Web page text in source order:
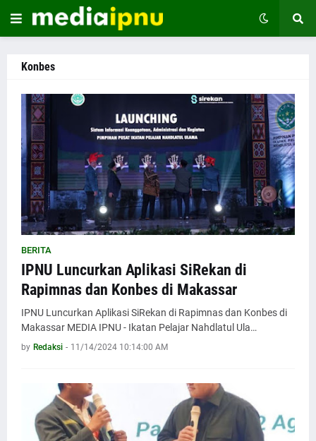
Konbes
BERITA
IPNU Luncurkan Aplikasi SiRekan di
Rapimnas dan Konbes di Makassar
IPNU Luncurkan Aplikasi SiRekan di Rapimnas dan Konbes di
Makassar MEDIA IPNU - Ikatan Pelajar Nahdlatul Ula…
by Redaksi - 11/14/2024 10:14:00 AM